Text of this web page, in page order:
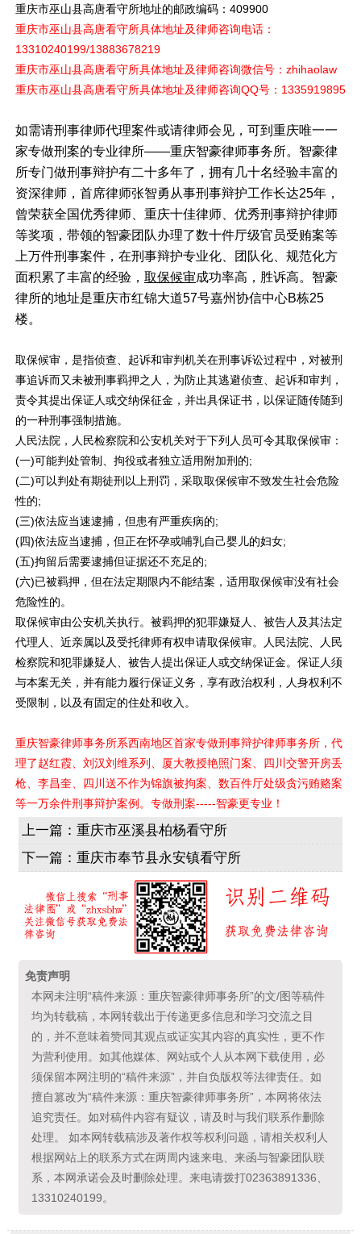
重庆市巫山县高唐看守所地址的邮政编码：409900
重庆市巫山县高唐看守所具体地址及律师咨询电话：
13310240199/13883678219
重庆市巫山县高唐看守所具体地址及律师咨询微信号：zhihaolaw
重庆市巫山县高唐看守所具体地址及律师咨询QQ号： 1335919895
如需请刑事律师代理案件或请律师会见，可到重庆唯一一
家专做刑案的专业律所——重庆智豪律师事务所。智豪律
所专门做刑事辩护有二十多年了，拥有几十名经验丰富的
资深律师，首席律师张智勇从事刑事辩护工作长达25年，
曾荣获全国优秀律师、重庆十佳律师、优秀刑事辩护律师
等奖项，带领的智豪团队办理了数十件厅级官员受贿案等
上万件刑事案件，在刑事辩护专业化、团队化、规范化方
面积累了丰富的经验， 取保候审成功率高，胜诉高。智豪
律所的地址是重庆市红锦大道57号嘉州协信中心B栋25
楼。
取保候审，是指侦查、起诉和审判机关在刑事诉讼过程中，对被刑
事追诉而又未被刑事羁押之人，为防止其逃避侦查、起诉和审判，
责令其提出保证人或交纳保征金，并出具保证书，以保证随传随到
的一种刑事强制措施。
人民法院，人民检察院和公安机关对于下列人员可令其取保候审：
(一)可能判处管制、 拘役或者独立适用附加刑的;
(二)可以判处有期徒刑 以上刑罚 ，采取取保候审不致发生社会危险
性的;
(三)依法应当速逮捕，但患有严重疾病的;
(四)依法应当逮捕，但正在怀孕或哺乳自己婴儿的妇女;
(五)拘留后需要逮捕但证据还不充足的;
(六)已被羁押 ，但在法定期限内不能结案，适用取保候审没有社会
危险性的。
取保候审由公安机关执行。被羁押的犯罪嫌疑人
、被告人及其法定
代理 人、近亲属以及受托律师有权申请取保候审。人民法院、人民
检察院和犯罪嫌疑人、被告人提出保证人或交纳保证金。保证人须
与本案无关，并有能力履行保证义务，享有政治权利，人身权利不
受限制，以及有固定的住处和收入。
重庆智豪律师事务所系西南地区首家专做刑事辩护律师事务所，代
理了赵红霞、刘汉刘维系列、厦大教授艳照门案、四川交警开房丢
枪、李昌奎、四川送不作为锦旗被拘案、数百件厅处级贪污贿赂案
等一万余件刑事辩护案例。专做刑案-----智豪更专业！
上一篇：重庆市巫溪县柏杨看守所
下一篇：重庆市奉节县永安镇看守所
免责声明
本网未注明“稿件来源：重庆智豪律师事务所”的文/图等稿件
均为转载稿，本网转载出于传递更多信息和学习交流之目
的，并不意味着赞同其观点或证实其内容的真实性，更不作
为营利使用。如其他媒体、网站或个人从本网下载使用，必
须保留本网注明的“稿件来源”，并自负版权等法律责任。如
擅自篡改为“稿件来源：重庆智豪律师事务所”，本网将依法
追究责任。如对稿件内容有疑议，请及时与我们联系作删除
处理。 如本网转载稿涉及著作权等权利问题，请相关权利人
根据网站上的联系方式在两周内速来电、来函与智豪团队联
系，本网承诺会及时删除处理。来电请拨打02363891336、
13310240199。